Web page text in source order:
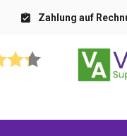
Zahlung auf